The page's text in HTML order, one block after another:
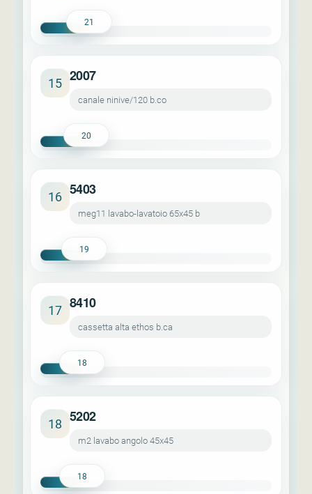
21
15 2007
canale ninive/120 b.co
20
16 5403
meg11 lavabo-lavatoio 65x45 b
19
17 8410
cassetta alta ethos b.ca
18
18 5202
m2 lavabo angolo 45x45
18